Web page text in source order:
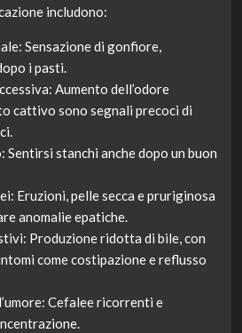
includono:
Sensazione di gonfiore,
i pasti.
Aumento dell’odore
cattivo sono segnali precoci di
stanchi anche dopo un buon
Eruzioni, pelle secca e pruriginosa
anomalie epatiche.
Produzione ridotta di bile, con
come costipazione e reflusso
Cefalee ricorrenti e